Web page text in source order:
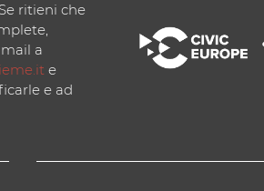
ritieni che
a
e
e ad